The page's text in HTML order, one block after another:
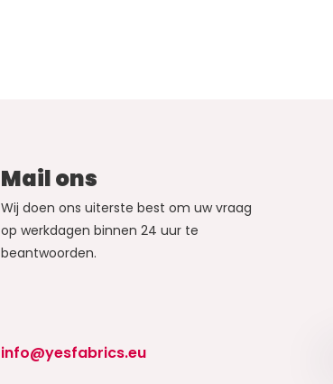
Mail ons
Wij doen ons uiterste best om uw vraag
op werkdagen binnen 24 uur te
beantwoorden.
info@yesfabrics.eu